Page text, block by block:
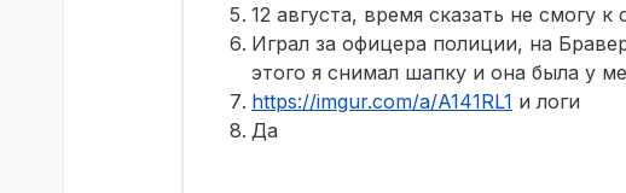
12 августа, время сказать не смогу
Играл за офицера полиции, на
этого я снимал шапку и она была у
https://imgur.com/a/A141RL1 и логи
Да